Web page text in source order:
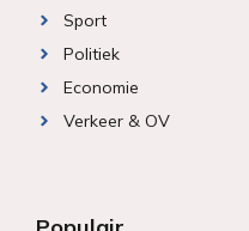
Sport
Politiek
Economie
Verkeer & OV